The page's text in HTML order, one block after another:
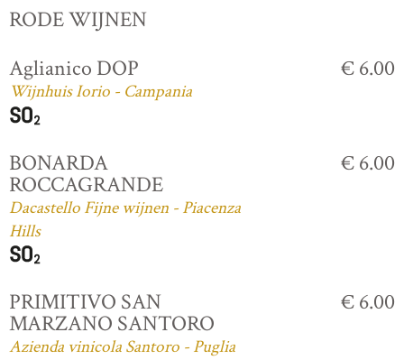
RODE WIJNEN
Aglianico DOP
Wijnhuis Iorio - Campania
€ 6.00
BONARDA
ROCCAGRANDE
Dacastello Fijne wijnen - Piacenza
Hills
€ 6.00
PRIMITIVO SAN
MARZANO SANTORO
Azienda vinicola Santoro - Puglia
€ 6.00